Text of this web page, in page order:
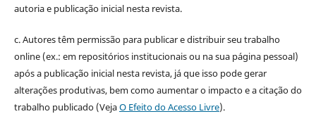
autoria e publicação inicial nesta revista.
c. Autores têm permissão para publicar e distribuir seu trabalho
online (ex.: em repositórios institucionais ou na sua página pessoal)
após a publicação inicial nesta revista, já que isso pode gerar
alterações produtivas, bem como aumentar o impacto e a citação do
trabalho publicado (VejaO Efeito do Acesso Livre).